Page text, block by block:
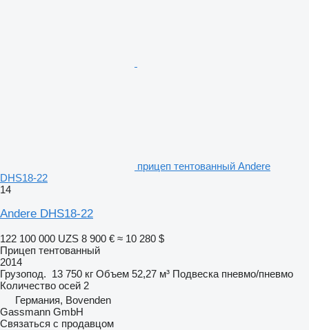
прицеп тентованный Andere
DHS18-22
14
Andere DHS18-22
122 100 000 UZS 8 900 € ≈ 10 280 $
Прицеп тентованный
2014
Грузопод. 13 750 кг Объем 52,27 м³ Подвеска пневмо/пневмо
Количество осей 2
Германия, Bovenden
Gassmann GmbH
Связаться с продавцом